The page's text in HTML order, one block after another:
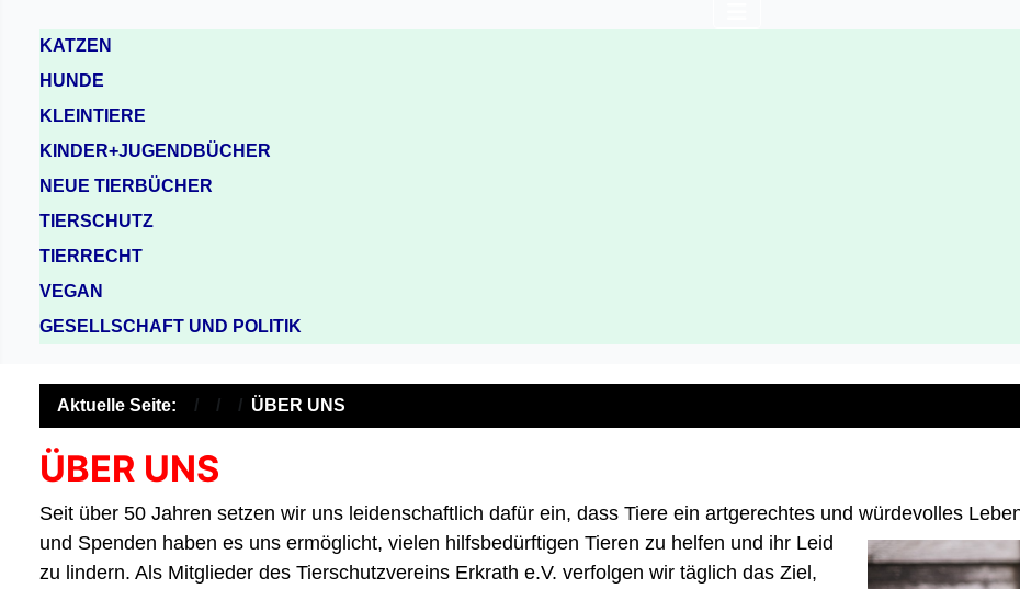
KATZEN
HUNDE
KLEINTIERE
KINDER+JUGENDBÜCHER
NEUE TIERBÜCHER
TIERSCHUTZ
TIERRECHT
VEGAN
GESELLSCHAFT UND POLITIK
Aktuelle Seite: ÜBER UNS
ÜBER UNS
Seit über 50 Jahren setzen wir uns leidenschaftlich dafür ein, dass Tiere ein artgerechtes und würdevolles
und Spenden haben es uns ermöglicht, vielen hilfsbedürftigen Tieren zu helfen und ihr Leid
zu lindern. Als Mitglieder des Tierschutzvereins Erkrath e.V. verfolgen wir täglich das Ziel,